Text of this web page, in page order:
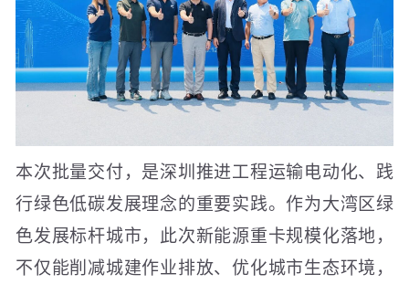
本次批量交付，是深圳推进工程运输电动化、践
行绿色低碳发展理念的重要实践。作为大湾区绿
色发展标杆城市，此次新能源重卡规模化落地，
不仅能削减城建作业排放、优化城市生态环境，